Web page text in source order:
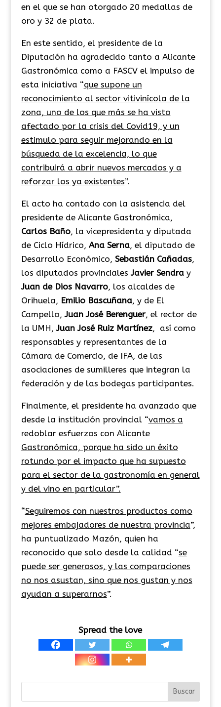
en el que se han otorgado 20 medallas de
oro y 32 de plata.
En este sentido, el presidente de la
Diputación ha agradecido tanto a Alicante
Gastronómica como a FASCV el impulso de
esta iniciativa “que supone un
reconocimiento al sector vitivinícola de la
zona, uno de los que más se ha visto
afectado por la crisis del Covid19, y un
estimulo para seguir mejorando en la
búsqueda de la excelencia, lo que
contribuirá a abrir nuevos mercados y a
reforzar los ya existentes”.
El acto ha contado con la asistencia del
presidente de Alicante Gastronómica,
Carlos Baño, la vicepresidenta y diputada
de Ciclo Hídrico, Ana Serna, el diputado de
Desarrollo Económico, Sebastián Cañadas,
los diputados provincialesJavier Sendray
Juan de Dios Navarro, los alcaldes de
Orihuela, Emilio Bascuñana, y de El
Campello,Juan José Berenguer, el rector de
la UMH,Juan José Ruiz Martínez, así como
responsables y representantes de la
Cámara de Comercio, de IFA, de las
asociaciones de sumilleres que integran la
federación y de las bodegas participantes.
Finalmente, el presidente ha avanzado que
desde la institución provincial “vamos a
redoblar esfuerzos con Alicante
Gastronómica, porque ha sido un éxito
rotundo por el impacto que ha supuesto
para el sector de la gastronomía en general
y del vino en particular”.
“Seguiremos con nuestros productos como
mejores embajadores de nuestra provincia”,
ha puntualizado Mazón, quien ha
reconocido que solo desde la calidad “se
puede ser generosos, y las comparaciones
no nos asustan, sino que nos gustan y nos
ayudan a superarnos”.
Spread the love